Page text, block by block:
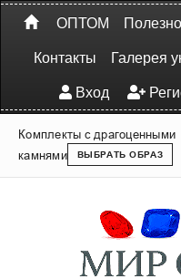
ОПТОМ
Контакты
Галерея
Вход
Комплекты с драгоценными
камнями
ВЫБРАТЬ ОБРАЗ